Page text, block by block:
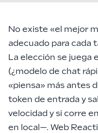
No existe «el mejor
adecuado para cada
La elección se juega
(¿modelo de chat
«piensa» más antes
token de entrada y
velocidad y si corre
en local—. Web